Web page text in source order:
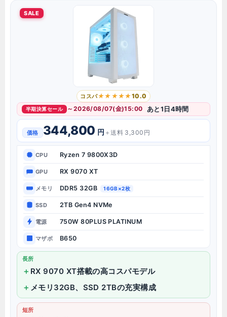
SALE
コスパ 10.0
半期決算セール ～2026/08/07(金)15:00 あと1日4時間
価格 344,800 円 ＋送料 3,300円
CPU Ryzen 7 9800X3D
GPU RX 9070 XT
メモリ DDR5 32GB 16GB×2枚
SSD 2TB Gen4 NVMe
電源 750W 80PLUS PLATINUM
マザボ B650
長所
RX 9070 XT搭載の高コスパモデル
メモリ32GB、SSD 2TBの充実構成
短所